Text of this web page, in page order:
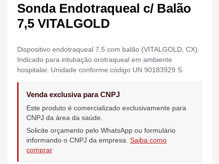
Sonda Endotraqueal c/ Balão
7,5 VITALGOLD
Dispositivo endotraqueal 7,5 com balão (VITALGOLD, CX).
Indicado para intubação orotraqueal em ambiente
hospitalar. Unidade conforme código UN 90183929 S.
Venda exclusiva para CNPJ
Este produto é comercializado exclusivamente para
CNPJ da área da saúde.
Solicite orçamento pelo WhatsApp ou formulário
informando o CNPJ da empresa. Saiba como
comprar